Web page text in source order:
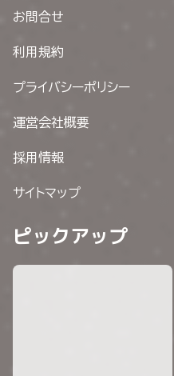
お問合せ
利用規約
プライバシーポリシー
運営会社概要
採用情報
サイトマップ
ピックアップ